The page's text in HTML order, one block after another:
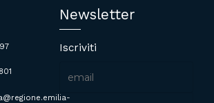
Newsletter
Iscriviti